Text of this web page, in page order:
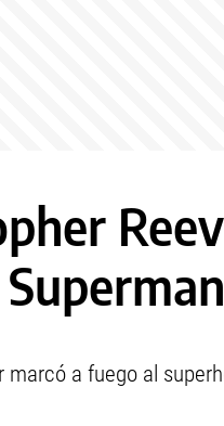
marcó a fuego al